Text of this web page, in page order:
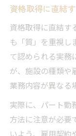
資格取得に直結
資格取得に直結す
も「質」を重視し
て認められる実務
が、施設の種類や
業務内容が異なる
実際に、パート勤
方法に注意が必要